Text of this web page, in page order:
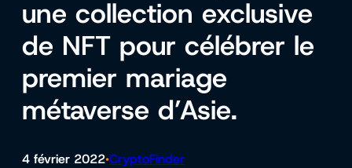
une collection exclusive
de NFT pour célébrer le
premier mariage
métaverse d’Asie.
4 février 2022•CryptoFinder